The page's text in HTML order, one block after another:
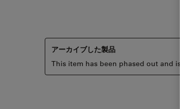
アーカイブした製品
This item has been phased out and